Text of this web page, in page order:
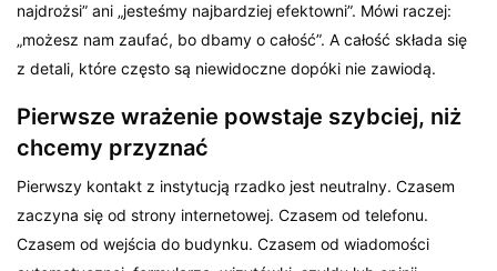
najdrożsi” ani „jesteśmy najbardziej efektowni”. Mówi raczej:
„możesz nam zaufać, bo dbamy o całość”. A całość składa się
z detali, które często są niewidoczne dopóki nie zawiodą.
Pierwsze wrażenie powstaje szybciej, niż
chcemy przyznać
Pierwszy kontakt z instytucją rzadko jest neutralny. Czasem
zaczyna się od strony internetowej. Czasem od telefonu.
Czasem od wejścia do budynku. Czasem od wiadomości